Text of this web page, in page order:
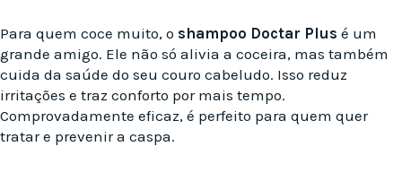
Para quem coce muito, o shampoo Doctar Plus é um
grande amigo. Ele não só alivia a coceira, mas também
cuida da saúde do seu couro cabeludo. Isso reduz
irritações e traz conforto por mais tempo.
Comprovadamente eficaz, é perfeito para quem quer
tratar e prevenir a caspa.